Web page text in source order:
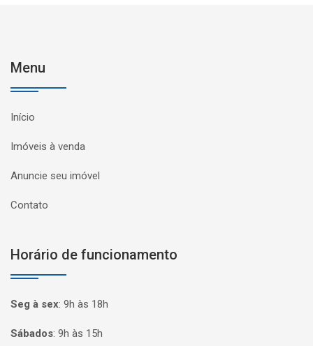
Menu
Início
Imóveis à venda
Anuncie seu imóvel
Contato
Horário de funcionamento
Seg à sex: 9h às 18h
Sábados: 9h às 15h